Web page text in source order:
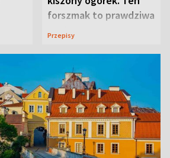
forszmak to prawdziwa
uczta
Przepisy